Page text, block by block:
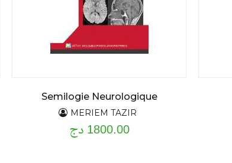
Semilogie Neurologique
MERIEM TAZIR
1800.00 دج